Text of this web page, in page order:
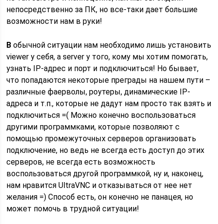
непосредственно за ПК, но все-таки дает большие
возможности нам в руки!
В обычной ситуации нам необходимо лишь установить
viewer у себя, а server у того, кому мы хотим помогать,
узнать IP-адрес и порт и подключиться! Но бывает,
что попадаются некоторые преграды на нашем пути –
различные фаерволы, роутеры, динамические IP-
адреса и т.п., которые не дадут нам просто так взять и
подключиться =( Можно конечно воспользоваться
другими программками, которые позволяют с
помощью промежуточных серверов организовать
подключение, но ведь не всегда есть доступ до этих
серверов, не всегда есть возможность
воспользоваться другой программкой, ну и, наконец,
нам нравится UltraVNC и отказываться от нее нет
желания =) Способ есть, он конечно не панацея, но
может помочь в трудной ситуации!